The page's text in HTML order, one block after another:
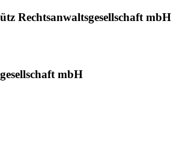
Rechtsanwaltsgesellschaft mbH
mbH